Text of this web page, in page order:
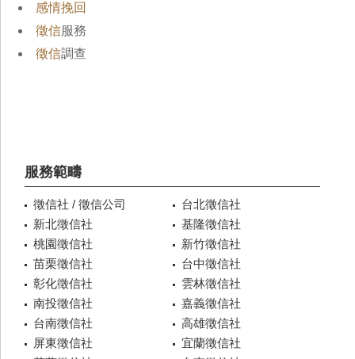
感情挽回
徵信服務
徵信調查
服務範疇
徵信社 / 徵信公司
台北徵信社
新北徵信社
基隆徵信社
桃園徵信社
新竹徵信社
苗栗徵信社
台中徵信社
彰化徵信社
雲林徵信社
南投徵信社
嘉義徵信社
台南徵信社
高雄徵信社
屏東徵信社
宜蘭徵信社